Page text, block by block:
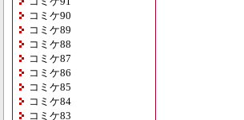
コミケ90
コミケ89
コミケ88
コミケ87
コミケ86
コミケ85
コミケ84
コミケ83